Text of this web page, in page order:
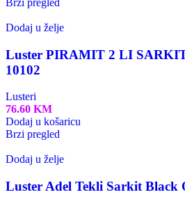
Dodaj u želje
Luster PIRAMIT 2 LI
10102
Lusteri
76.60 KM
Dodaj u košaricu
Brzi pregled
Dodaj u želje
Luster Adel Tekli Sarkit Black